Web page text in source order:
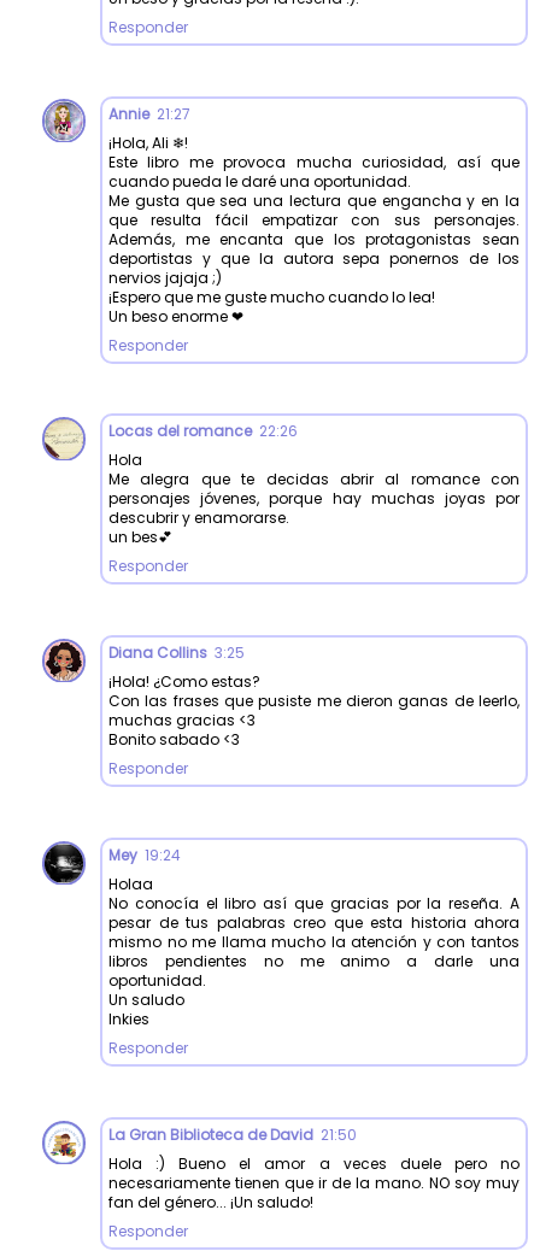
Responder
Annie 21:27
¡Hola, Ali ❄!
Este libro me provoca mucha curiosidad, así que
cuando pueda le daré una oportunidad.
Me gusta que sea una lectura que engancha y en la
que resulta fácil empatizar con sus personajes.
Además, me encanta que los protagonistas sean
deportistas y que la autora sepa ponernos de los
nervios jajaja ;)
¡Espero que me guste mucho cuando lo lea!
Un beso enorme ❤
Responder
Locas del romance 22:26
Hola
Me alegra que te decidas abrir al romance con
personajes jóvenes, porque hay muchas joyas por
descubrir y enamorarse.
un bes💕
Responder
Diana Collins 3:25
¡Hola! ¿Como estas?
Con las frases que pusiste me dieron ganas de leerlo,
muchas gracias <3
Bonito sabado <3
Responder
Mey 19:24
Holaa
No conocía el libro así que gracias por la reseña. A
pesar de tus palabras creo que esta historia ahora
mismo no me llama mucho la atención y con tantos
libros pendientes no me animo a darle una
oportunidad.
Un saludo
Inkies
Responder
La Gran Biblioteca de David 21:50
Hola :) Bueno el amor a veces duele pero no
necesariamente tienen que ir de la mano. NO soy muy
fan del género... ¡Un saludo!
Responder